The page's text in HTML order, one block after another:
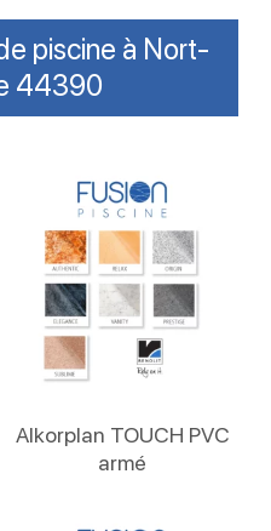
piscine à Nort-
44390
Alkorplan TOUCH PVC
armé